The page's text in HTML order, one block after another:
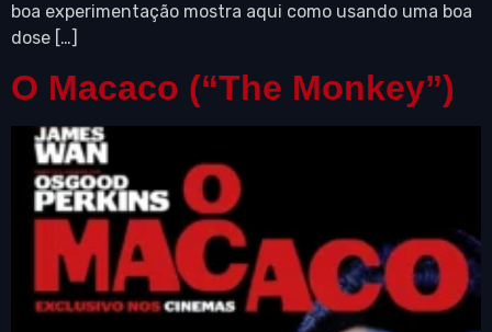
boa experimentação mostra aqui como usando uma boa
dose […]
O Macaco (“The Monkey”)